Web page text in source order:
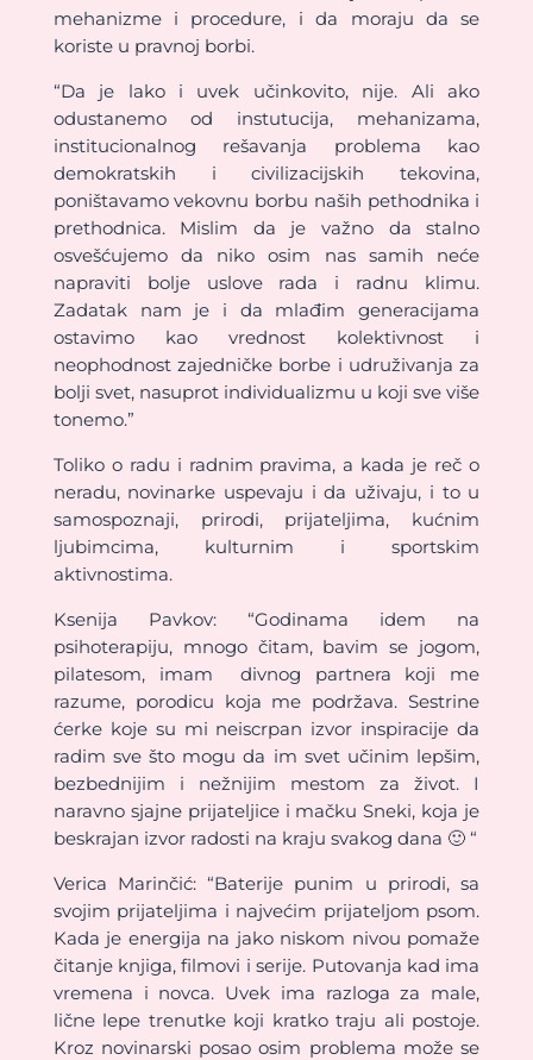
mehanizme i procedure, i da moraju da se
koriste u pravnoj borbi.
“Da je lako i uvek učinkovito, nije. Ali ako
odustanemo od instutucija, mehanizama,
institucionalnog rešavanja problema kao
demokratskih i civilizacijskih tekovina,
poništavamo vekovnu borbu naših pethodnika i
prethodnica. Mislim da je važno da stalno
osvešćujemo da niko osim nas samih neće
napraviti bolje uslove rada i radnu klimu.
Zadatak nam je i da mlađim generacijama
ostavimo kao vrednost kolektivnost i
neophodnost zajedničke borbe i udruživanja za
bolji svet, nasuprot individualizmu u koji sve više
tonemo.”
Toliko o radu i radnim pravima, a kada je reč o
neradu, novinarke uspevaju i da uživaju, i to u
samospoznaji, prirodi, prijateljima, kućnim
ljubimcima, kulturnim i sportskim
aktivnostima.
Ksenija Pavkov: “Godinama idem na
psihoterapiju, mnogo čitam, bavim se jogom,
pilatesom, imam divnog partnera koji me
razume, porodicu koja me podržava. Sestrine
ćerke koje su mi neiscrpan izvor inspiracije da
radim sve što mogu da im svet učinim lepšim,
bezbednijim i nežnijim mestom za život. I
naravno sjajne prijateljice i mačku Sneki, koja je
beskrajan izvor radosti na kraju svakog dana 🙂 “
Verica Marinčić: “Baterije punim u prirodi, sa
svojim prijateljima i najvećim prijateljom psom.
Kada je energija na jako niskom nivou pomaže
čitanje knjiga, filmovi i serije. Putovanja kad ima
vremena i novca. Uvek ima razloga za male,
lične lepe trenutke koji kratko traju ali postoje.
Kroz novinarski posao osim problema može se